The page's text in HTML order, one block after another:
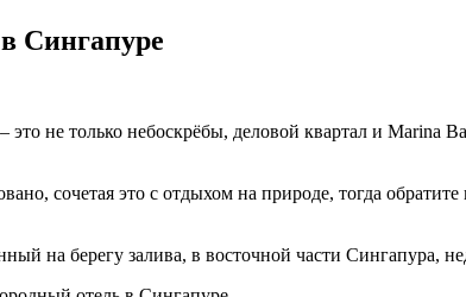
Сингапуре
это не только небоскрёбы, деловой квартал и Marina
сочетая это с отдыхом на природе, тогда
на берегу залива, в восточной части Сингапура,